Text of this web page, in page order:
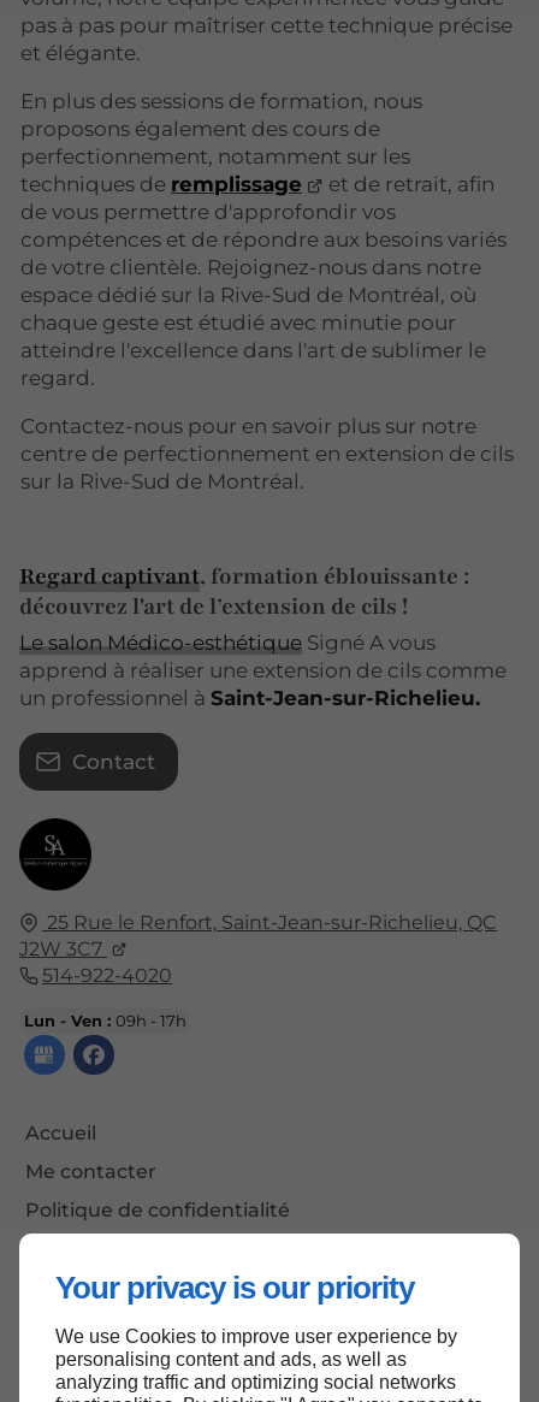
Your privacy is our priority
We use Cookies to improve user experience by
personalising content and ads, as well as
analyzing traffic and optimizing social networks
pas à pas pour maîtriser cette technique précise
et élégante.
En plus des sessions de formation, nous
proposons également des cours de
perfectionnement, notamment sur les
techniques de remplissage
et de retrait, afin
de vous permettre d'approfondir vos
compétences et de répondre aux besoins variés
de votre clientèle. Rejoignez-nous dans notre
espace dédié sur la Rive-Sud de Montréal, où
chaque geste est étudié avec minutie pour
atteindre l'excellence dans l'art de sublimer le
regard.
Contactez-nous pour en savoir plus sur notre
centre de perfectionnement en extension de cils
sur la Rive-Sud de Montréal.
25 Rue le Renfort, Saint-Jean-sur-Richelieu, QC
J2W 3C7
514-922-4020
Lun - Ven :09h - 17h
Accueil
Me contacter
Politique de confidentialité
Regard captivant, formation éblouissante :
découvrez l'art de l’extension de cils !
Le salon Médico-esthétique Signé A vous
apprend à réaliser une extension de cils comme
un professionnel à Saint-Jean-sur-Richelieu.
Contact
Haut de page